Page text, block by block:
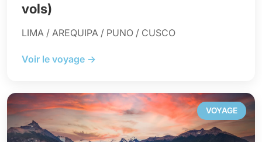
vols)
LIMA / AREQUIPA / PUNO / CUSCO
Voir le voyage →
VOYAGE